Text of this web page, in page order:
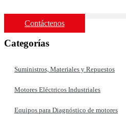
contenidoContáctenos
Categorías
Suministros, Materiales y Repuestos
Motores Eléctricos Industriales
Equipos para Diagnóstico de motores